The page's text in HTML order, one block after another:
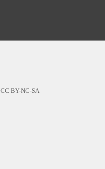
CC BY-NC-SA